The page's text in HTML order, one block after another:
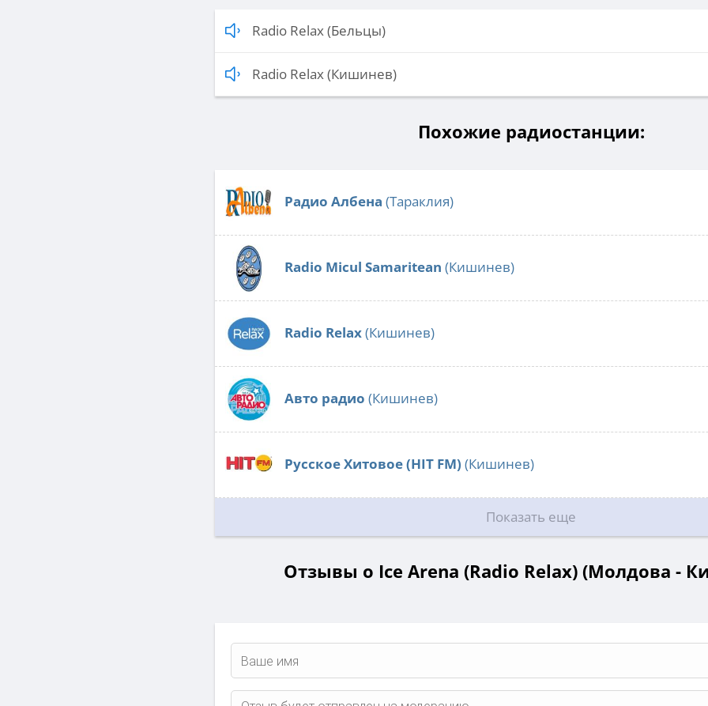
Radio Relax (Бельцы)
Radio Relax (Кишинев)
Похожие радиостанции:
Радио Албена (Тараклия)
Radio Micul Samaritean (Кишинев)
Radio Relax(Кишинев)
Авто радио (Кишинев)
Русское Хитовое (HIT FM) (Кишинев)
Показать еще
Отзывы о Ice Arena (Radio Relax) (Молдова -